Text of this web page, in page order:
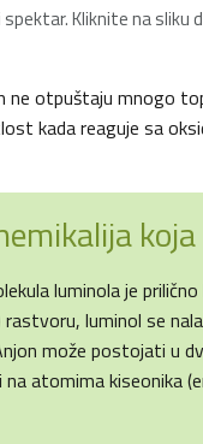
Kliknite na sliku
ne otpuštaju mnogo
kada reaguje sa
luminola je prilično
luminol se
može postojati u
na atomima kiseonika